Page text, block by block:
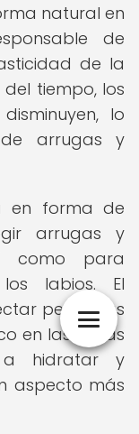
natural en
de
de la
tiempo, los
lo
arrugas y
en forma de
arrugas y
como para
labios. El
pequeñas
en las zonas
a hidratar y
aspecto más